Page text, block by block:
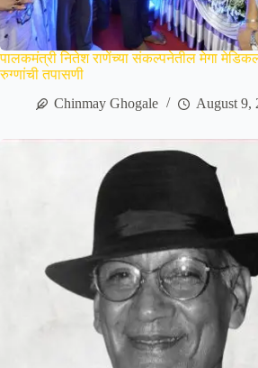
पालकमंत्री नितेश राणेंच्या संकल्पनेतील मेगा
रुग्णांची तपासणी
Chinmay Ghogale
August 9,